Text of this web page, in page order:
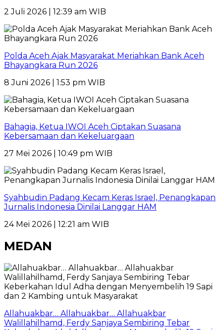
2 Juli 2026 | 12:39 am WIB
Polda Aceh Ajak Masyarakat Meriahkan Bank Aceh
Bhayangkara Run 2026
8 Juni 2026 | 1:53 pm WIB
Bahagia, Ketua IWOI Aceh Ciptakan Suasana
Kebersamaan dan Kekeluargaan
27 Mei 2026 | 10:49 pm WIB
Syahbudin Padang Kecam Keras Israel, Penangkapan
Jurnalis Indonesia Dinilai Langgar HAM
24 Mei 2026 | 12:21 am WIB
MEDAN
Allahuakbar… Allahuakbar… Allahuakbar
Walillahilhamd, Ferdy Sanjaya Sembiring Tebar